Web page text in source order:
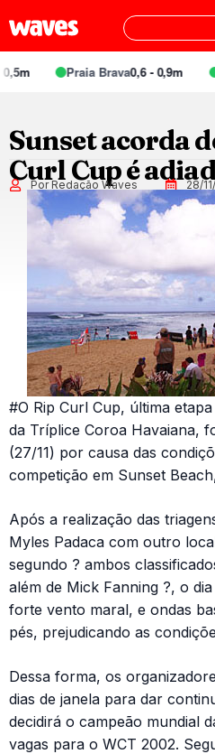
Praia Brava0,6 - 0,9m
Sunset acorda
Curl Cup é
Por Redação Waves 28/
#O Rip Curl Cup, última
da Tríplice Coroa Havaiana,
(27/11) por causa das
competição em Sunset
Após a realização das
Myles Padaca com outro
segundo ? ambos
além de Mick Fanning ?, o
forte vento maral, e ondas
pés, prejudicando as
Dessa forma, os
dias de janela para dar
decidirá o campeão mundial
vagas para o WCT 2002.